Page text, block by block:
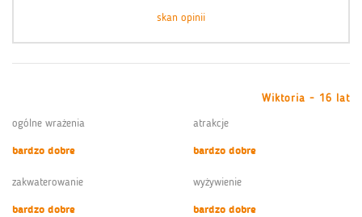
skan opinii
Wiktoria - 16 lat
ogólne wrażenia
bardzo dobre
atrakcje
bardzo dobre
zakwaterowanie
bardzo dobre
wyżywienie
bardzo dobre